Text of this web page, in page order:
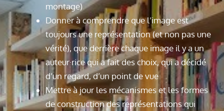
montage)
Donner à comprendre que l’image est
toujours une représentation (et non pas une
vérité), que derrière chaque image il y a un
auteur·rice qui a fait des choix, qui a décidé
d’un regard, d’un point de vue
Mettre à jour les mécanismes et les formes
de construction des représentations qui